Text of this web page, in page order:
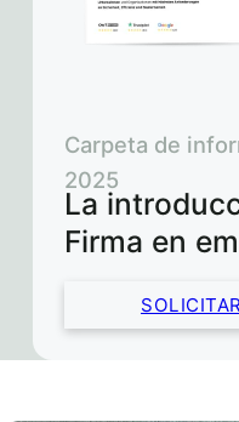
La
Firma en
Carpeta de
2025